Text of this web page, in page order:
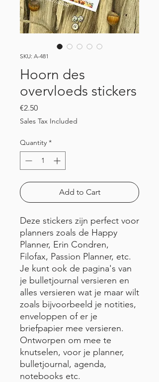
SKU: A-481
Hoorn des
overvloeds stickers
€2.50Price
Sales Tax Included
Quantity *
Add to Cart
Deze stickers zijn perfect voor
planners zoals de Happy
Planner, Erin Condren,
Filofax, Passion Planner, etc.
Je kunt ook de pagina's van
je bulletjournal versieren en
alles versieren wat je maar wilt
zoals bijvoorbeeld je notities,
enveloppen of er je
briefpapier mee versieren.
Ontworpen om mee te
knutselen, voor je planner,
bulletjournal, agenda,
notebooks etc.